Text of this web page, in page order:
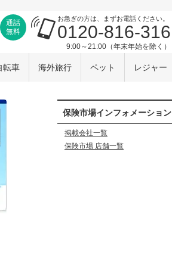
通話
無料
お急ぎの方は、まずお電話ください。
0120-816-316
9:00～21:00（年末年始を除く）
転車 海外旅行 ペット レジャー
保険市場インフォメーション
掲載会社一覧
保険市場 店舗一覧